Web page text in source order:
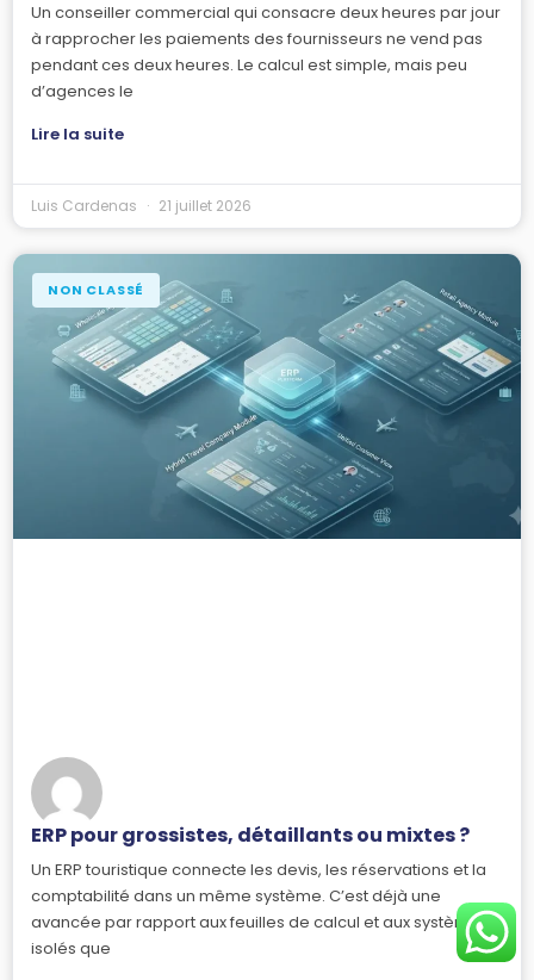
Un conseiller commercial qui consacre deux heures par jour
à rapprocher les paiements des fournisseurs ne vend pas
pendant ces deux heures. Le calcul est simple, mais peu
d’agences le
Lire la suite
Luis Cardenas 21 juillet 2026
NON CLASSÉ
ERP pour grossistes, détaillants ou mixtes ?
Un ERP touristique connecte les devis, les réservations et la
comptabilité dans un même système. C’est déjà une
avancée par rapport aux feuilles de calcul et aux systèmes
isolés que